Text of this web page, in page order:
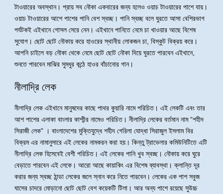
টাওয়ারের অবস্থান। প্রায় সব নৌকা একবারের জন্য হলেও ওয়াচ টাওয়ারের পাশে যায়।
ওয়াচ টাওয়ারের আশে পাশের পানি বেশ স্বচ্ছ। পানি স্বচ্ছ বলে ঘুরতে আসা বেশিরভাগ
পর্যটকই এইখানে গোসল সেরে নেন। এইখানে পানিতে নেমে চা খাওয়ার আছে বিশেষ
সুযোগ। ছোট ছোট নৌকায় করে হাওরের স্থানীয় লোকজন চা, বিস্কুট বিক্রয় করে।
আপনি চাইলে বড় নৌকা থেকে নেমে ছোট ছোট নৌকা দিয়ে ঘুরতে পারবেন এইখানে,
শুনতে পারবেন মাঝির সুমধুর কন্ঠে হাওর বাঁচানোর গান।
নীলাদ্রি লেক
নীলাদ্রি লেক এইখানে মানুষদের কাছে পাথর কুয়ারি নামে পরিচিত। এই লেকটি এবং তার
আশ পাশের এলাকা বাংলার কাশ্মীর নামেও পরিচিত। নীলাদ্রি লেকের বর্তমান নাম “শহীদ
সিরাজী লেক” । বাংলাদেশের মুক্তিযুদ্ধে শহীদ গেরিলা যোদ্ধা সিরাজুল ইসলাম বির
বিক্রম এর নামানুসারে এই লেকের নামকরন করা হয়। কিন্তু ট্রাভেলার কমিউনিটিতে এটি
নীলাদ্রি লেক হিসেবেই বেশী পরিচিত। এই লেকের পানি খুব স্বচ্ছ। নৌকায় করে ঘুরে
বেড়াতে পারবেন এই লেকে। আরো আছে কায়াকিং এর বিশেষ ব্যাবস্থা। ক্লান্তি দূর
করার জন্য স্বচ্ছ ঠান্ডা লেকের জলে স্নান করে নিতে পারবেন। লেকের এক পাশ সবুজ
ঘাসের চাদরে মোড়ানো ছোট ছোট বেশ কয়েকটি টিলা। আর অন্য পাশে রয়েছে সুউচ্চ